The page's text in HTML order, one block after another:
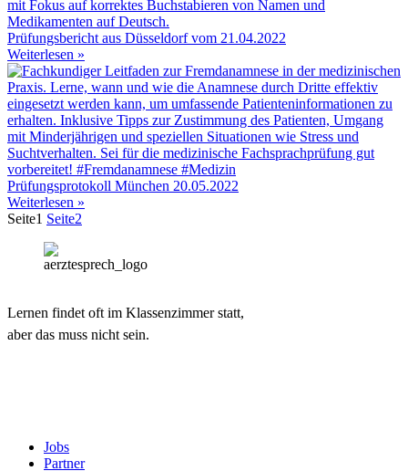
Prüfungsbericht aus Düsseldorf vom 21.04.2022
Weiterlesen »
Prüfungsprotokoll München 20.05.2022
Weiterlesen »
Seite1 Seite2
Lernen findet oft im Klassenzimmer statt,
aber das muss nicht sein.
Jobs
Partner